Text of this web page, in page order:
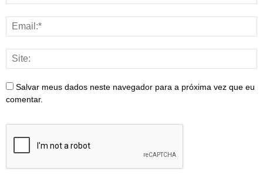
Salvar meus dados neste navegador para a próxima vez que eu
comentar.